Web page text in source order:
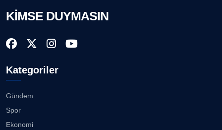
KİMSE DUYMASIN
Kategoriler
Gündem
Spor
Ekonomi